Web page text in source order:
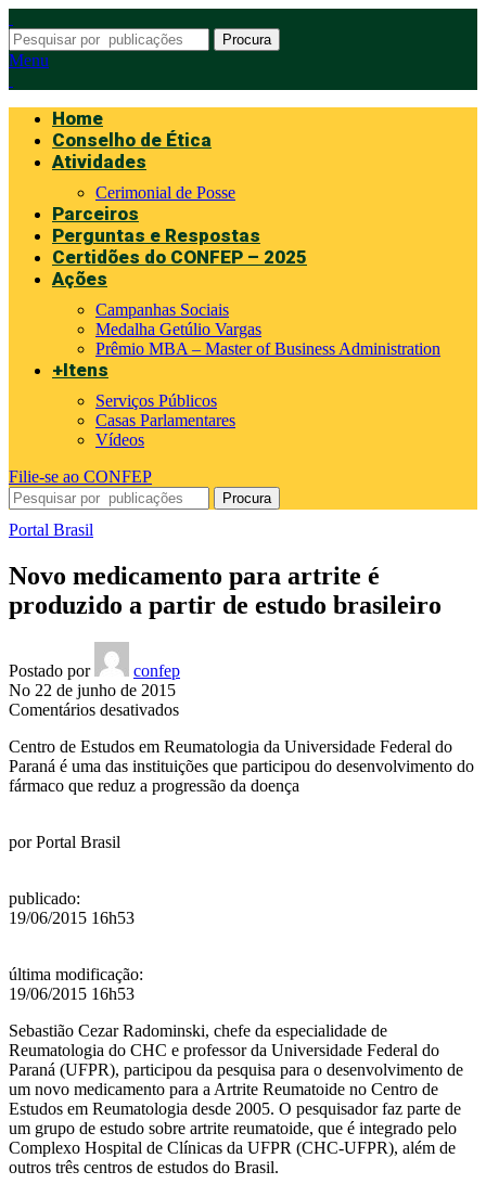
Procura
Menu
Home
Conselho de Ética
Atividades
Cerimonial de Posse
Parceiros
Perguntas e Respostas
Certidões do CONFEP – 2025
Ações
Campanhas Sociais
Medalha Getúlio Vargas
Prêmio MBA – Master of Business Administration
+Itens
Serviços Públicos
Casas Parlamentares
Vídeos
Filie-se ao CONFEP
Procura
Portal Brasil
Novo medicamento para artrite é
produzido a partir de estudo brasileiro
Postado por
confep
No 22 de junho de 2015
Comentários desativadosem
medicamento
para
artrite
Centro de Estudos em Reumatologia da Universidade Federal do
Paraná é uma das instituições que participou do desenvolvimento do
fármaco que reduz a progressão da doença
porPortal Brasil
publicado:
19/06/2015 16h53
última modificação:
19/06/2015 16h53
Sebastião Cezar Radominski, chefe da especialidade de
Reumatologia do CHC e professor da Universidade Federal do
Paraná (UFPR), participou da pesquisa para o desenvolvimento de
um novo medicamento para a Artrite Reumatoide no Centro de
Estudos em Reumatologia desde 2005. O pesquisador faz parte de
um grupo de estudo sobre artrite reumatoide, que é integrado pelo
Complexo Hospital de Clínicas da UFPR (CHC-UFPR), além de
outros três centros de estudos do Brasil.